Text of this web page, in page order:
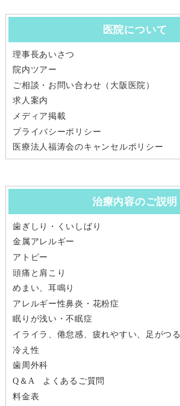
医院について
理事長あいさつ
院内ツアー
ご相談・お問い合わせ（大阪医院）
求人案内
メディア掲載
プライバシーポリシー
医療法人福涛会のキャンセルポリシー
治療内容のご説明
歯ぎしり・くいしばり
金属アレルギー
アトピー
頭痛と肩こり
めまい、耳鳴り
アレルギー性鼻炎・花粉症
眠りが浅い・不眠症
イライラ、倦怠感、疲れやすい、足がつる
冷え性
歯周外科
Q＆A よくあるご質問
料金表